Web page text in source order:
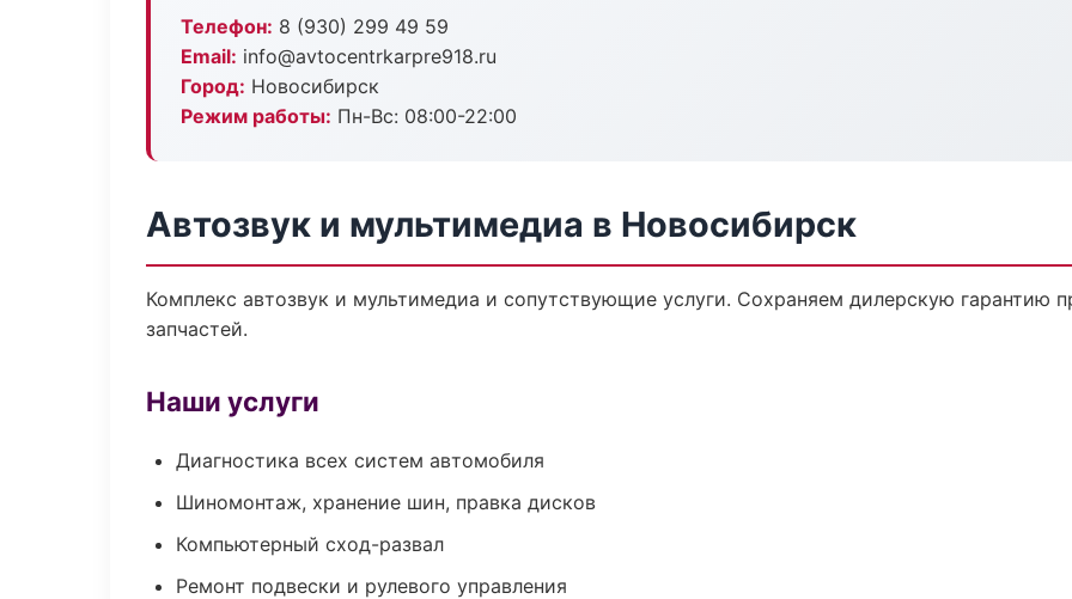
Телефон: 8 (930) 299 49 59
Email: info@avtocentrkarpre918.ru
Город: Новосибирск
Режим работы: Пн-Вс: 08:00-22:00
Автозвук и мультимедиа в Новосибирск
Комплекс автозвук и мультимедиа и сопутствующие услуги. Сохраняем дилерскую гарантию
запчастей.
Наши услуги
Диагностика всех систем автомобиля
Шиномонтаж, хранение шин, правка дисков
Компьютерный сход-развал
Ремонт подвески и рулевого управления